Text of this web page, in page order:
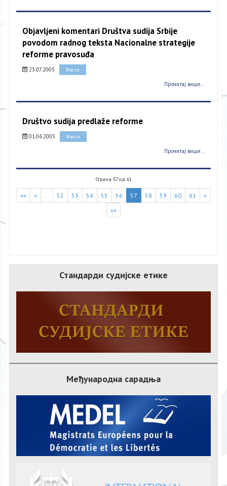
Objavljeni komentari Društva sudija Srbije
povodom radnog teksta Nacionalne strategije
reforme pravosuđa
23.07.2005 Вести
Прочитај више...
Društvo sudija predlaže reforme
01.06.2005 Вести
Прочитај више...
Страна 57 од 61
«« « 52 53 54 55 56 57 58 59 60 61
»
»»
Стандарди судијске етике
Међународна сарадња